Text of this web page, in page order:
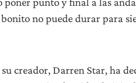
no puede durar para
creador, Darren Star, ha